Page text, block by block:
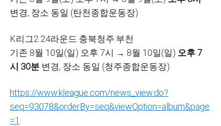
변경, 장소 동일 (탄천종합운동장)
K리그2 24라운드 충북청주:부천
기존 8월 10일(일) 오후 7시 → 8월 10일(일) 오후7
시 30분 변경, 장소 동일 (청주종합운동장)
https://www.kleague.com/news_view.do?
seq=93078&orderBy=seq&viewOption=album&page
=1